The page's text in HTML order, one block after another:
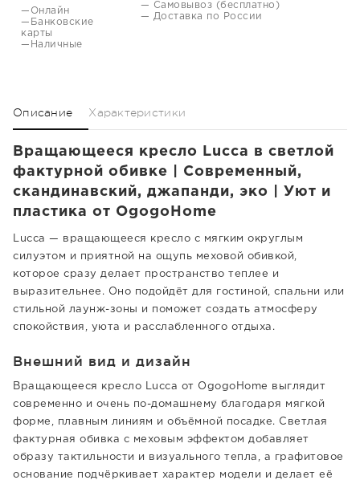
—Онлайн
—Банковские
карты
—Наличные
— Самовывоз (бесплатно)
— Доставка по России
Описание Характеристики
Вращающееся кресло Lucca в светлой
фактурной обивке | Современный,
скандинавский, джапанди, эко | Уют и
пластика от OgogoHome
Lucca — вращающееся кресло с мягким округлым
силуэтом и приятной на ощупь меховой обивкой,
которое сразу делает пространство теплее и
выразительнее. Оно подойдёт для гостиной, спальни или
стильной лаунж-зоны и поможет создать атмосферу
спокойствия, уюта и расслабленного отдыха.
Внешний вид и дизайн
Вращающееся кресло Lucca от OgogoHome выглядит
современно и очень по-домашнему благодаря мягкой
форме, плавным линиям и объёмной посадке. Светлая
фактурная обивка с меховым эффектом добавляет
образу тактильности и визуального тепла, а графитовое
основание подчёркивает характер модели и делает её